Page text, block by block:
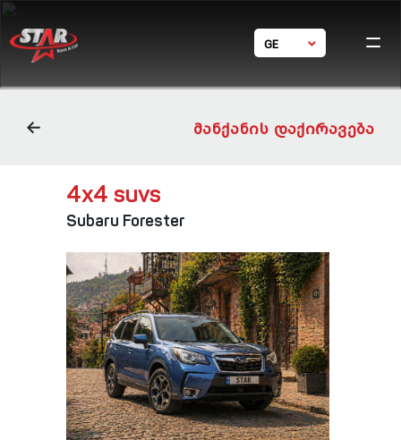
GE
RU
ᲛᲐᲜᲥᲐᲜᲘᲡ ᲓᲐᲥᲘᲠᲐᲕᲔᲑᲐ
4х4 suvs
Subaru Forester